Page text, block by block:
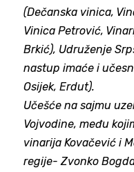
(Dečanska vinica,
Vinica Petrović,
Brkić), Udruženje
nastup imaće i
Osijek, Erdut).
Učešće na sajmu
Vojvodine, među
vinarija Kovačević i
regije- Zvonko